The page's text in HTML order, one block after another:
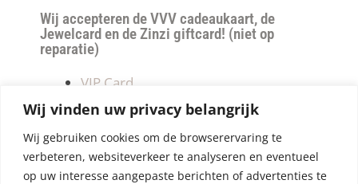
Wij vinden uw privacy belangrijk
Wij gebruiken cookies om de browserervaring te
verbeteren, websiteverkeer te analyseren en eventueel
op uw interesse aangepaste berichten of advertenties te
Wij accepteren de VVV cadeaukaart, de
Jewelcard en de Zinzi giftcard! (niet op
reparatie)
VIP Card
Retourneren
Betalen & verzendkosten
Privacy Policy
Algemene Voorwaarden